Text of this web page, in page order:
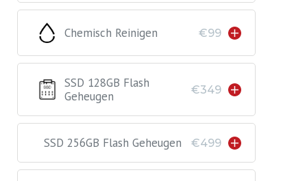
Chemisch Reinigen €99
SSD 128GB Flash
Geheugen
€349
SSD 256GB Flash Geheugen €499